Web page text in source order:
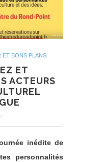
ET BONS PLANS
ET
ACTEURS
inédite de
personnalités